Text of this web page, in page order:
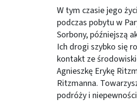
W tym czasie jego
podczas pobytu w
Sorbony, późniejszą
Ich drogi szybko się
kontakt ze
Agnieszkę Erykę
Ritzmanna.
podróży i